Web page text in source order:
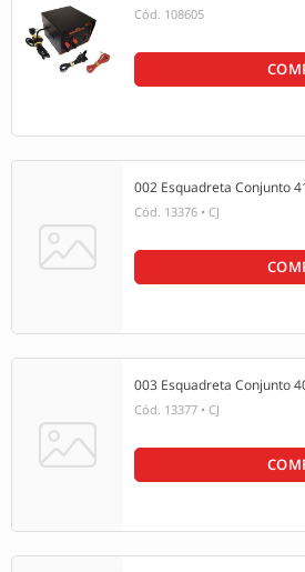
Cód. 108605
002 Esquadreta Conjunto
Cód. 13376 • CJ
003 Esquadreta Conjunto
Cód. 13377 • CJ